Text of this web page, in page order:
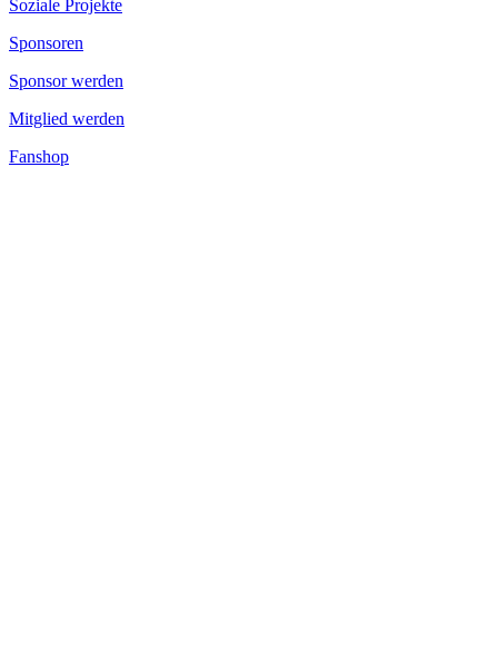
Soziale Projekte
Sponsoren
Sponsor werden
Mitglied werden
Fanshop